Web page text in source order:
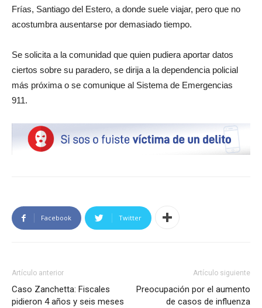
Frías, Santiago del Estero, a donde suele viajar, pero que no
acostumbra ausentarse por demasiado tiempo.
Se solicita a la comunidad que quien pudiera aportar datos
ciertos sobre su paradero, se dirija a la dependencia policial
más próxima o se comunique al Sistema de Emergencias
911.
Facebook Twitter
Artículo anterior
Caso Zanchetta: Fiscales
pidieron 4 años y seis meses
Artículo siguiente
Preocupación por el aumento
de casos de influenza